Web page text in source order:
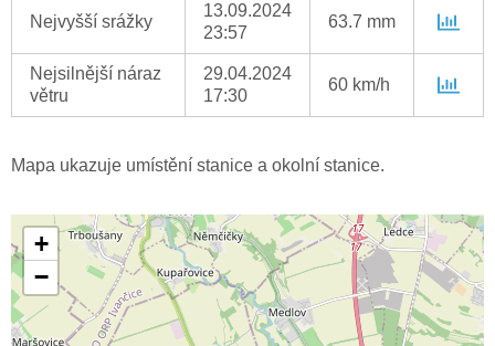
Nejvyšší srážky
13.09.2024
23:57
63.7 mm
Nejsilnější náraz
větru
29.04.2024
17:30
60 km/h
Mapa ukazuje umístění stanice a okolní stanice.
+
−